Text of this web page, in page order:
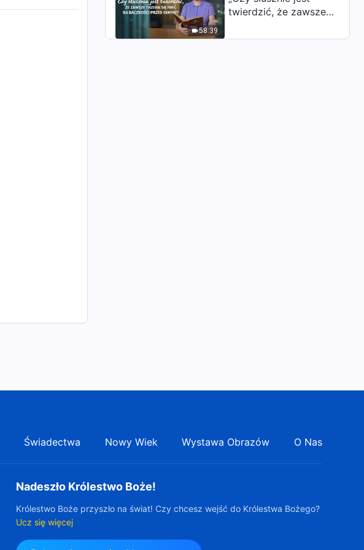
2:37:04
Objawienie tajemnicy imienia
Bożego (Dubbing PL)
58:39
twierdzić, że zawsze
baczności przed
Świadectwa Nowy Wiek Wystawa Obrazów O Nas
Nadeszło Królestwo Boże!
Królestwo Boże przyszło na świat! Czy chcesz wejść do Królestwa Bożego?
Ucz się więcej